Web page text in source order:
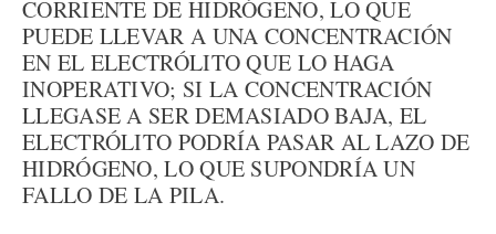
CORRIENTE DE HIDRÓGENO, LO QUE
PUEDE LLEVAR A UNA CONCENTRACIÓN
EN EL ELECTRÓLITO QUE LO HAGA
INOPERATIVO; SI LA CONCENTRACIÓN
LLEGASE A SER DEMASIADO BAJA, EL
ELECTRÓLITO PODRÍA PASAR AL LAZO DE
HIDRÓGENO, LO QUE SUPONDRÍA UN
FALLO DE LA PILA.